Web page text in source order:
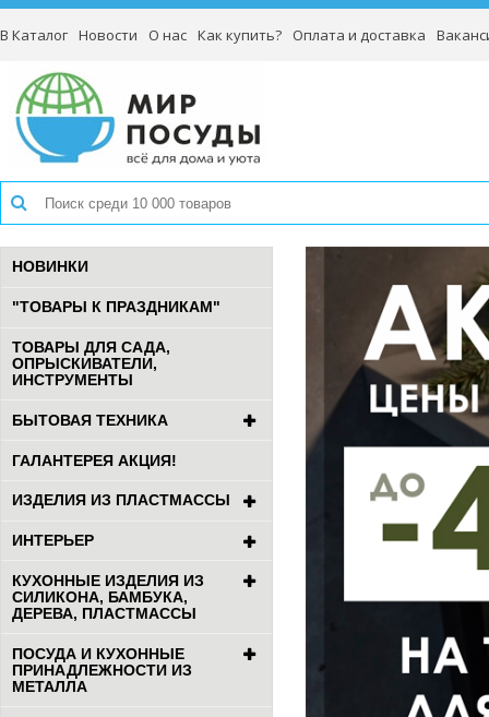
В Каталог Новости О нас Как купить? Оплата и доставка
НОВИНКИ
"ТОВАРЫ К ПРАЗДНИКАМ"
ТОВАРЫ ДЛЯ САДА,
ОПРЫСКИВАТЕЛИ,
ИНСТРУМЕНТЫ
БЫТОВАЯ ТЕХНИКА
ГАЛАНТЕРЕЯ АКЦИЯ!
ИЗДЕЛИЯ ИЗ ПЛАСТМАССЫ
ИНТЕРЬЕР
КУХОННЫЕ ИЗДЕЛИЯ ИЗ
СИЛИКОНА, БАМБУКА,
ДЕРЕВА, ПЛАСТМАССЫ
ПОСУДА И КУХОННЫЕ
ПРИНАДЛЕЖНОСТИ ИЗ
МЕТАЛЛА